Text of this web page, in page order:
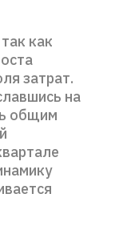
как
затрат.
на
общим